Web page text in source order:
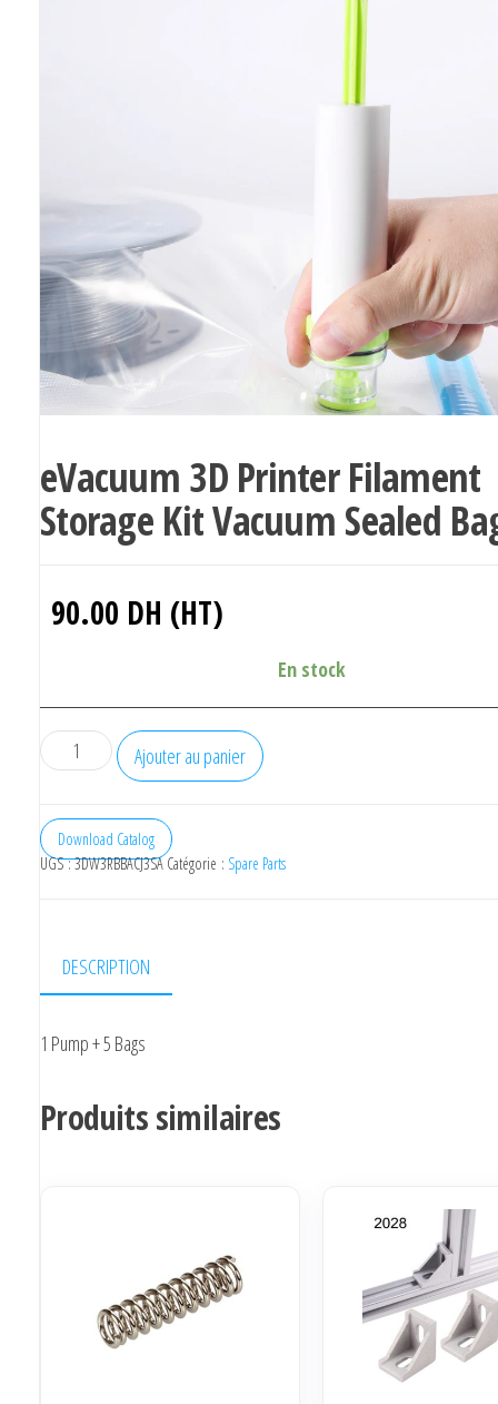
eVacuum 3D Printer Filament
Storage Kit Vacuum Sealed
90.00 DH (HT)
En stock
quantité
de
3D
Printer
Vacuum
Bags
Ajouter au panier
Download Catalog
UGS :3DW3RBBACJ3SA Catégorie : Spare Parts
DESCRIPTION
1 Pump + 5 Bags
Produits similaires